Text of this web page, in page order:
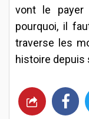
vont le payer
pourquoi, il
traverse les
histoire depuis